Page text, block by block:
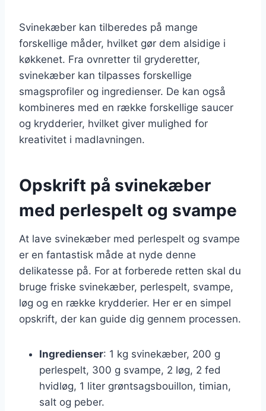
Svinekæber kan tilberedes på mange
forskellige måder, hvilket gør dem alsidige i
køkkenet. Fra ovnretter til gryderetter,
svinekæber kan tilpasses forskellige
smagsprofiler og ingredienser. De kan også
kombineres med en række forskellige saucer
og krydderier, hvilket giver mulighed for
kreativitet i madlavningen.
Opskrift på svinekæber
med perlespelt og svampe
At lave svinekæber med perlespelt og svampe
er en fantastisk måde at nyde denne
delikatesse på. For at forberede retten skal du
bruge friske svinekæber, perlespelt, svampe,
løg og en række krydderier. Her er en simpel
opskrift, der kan guide dig gennem processen.
Ingredienser: 1 kg svinekæber, 200 g
perlespelt, 300 g svampe, 2 løg, 2 fed
hvidløg, 1 liter grøntsagsbouillon, timian,
salt og peber.